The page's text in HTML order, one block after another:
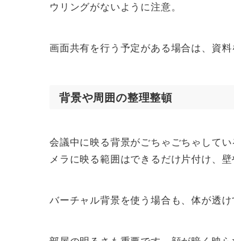
ウリングがないように注意。
画面共有を行う予定がある場合は、資
背景や周囲の整理整頓
会議中に映る背景がごちゃごちゃして
メラに映る範囲はできるだけ片付け、
バーチャル背景を使う場合も、体が透